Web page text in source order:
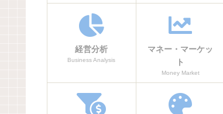
経営分析
Business Analysis
マネー・マーケッ
ト
Money Market